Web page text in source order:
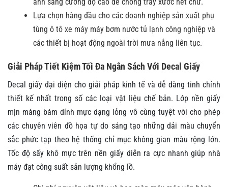
Lựa chọn hàng đầu cho các doanh nghiệp sản xuất phụ
tùng ô tô xe máy máy bơm nước tủ lạnh công nghiệp và
các thiết bị hoạt động ngoài trời mưa nắng liên tục.
Giải Pháp Tiết Kiệm Tối Đa Ngân Sách Với Decal Giấy
Decal giấy đại diện cho giải pháp kinh tế và dễ dàng tinh chỉnh
thiết kế nhất trong số các loại vật liệu chế bản. Lớp nền giấy
mịn màng bám dính mực dạng lỏng vô cùng tuyệt vời cho phép
các chuyên viên đồ họa tự do sáng tạo những dải màu chuyển
sắc phức tạp theo hệ thống chỉ mục không gian màu rộng lớn.
Tốc độ sấy khô mực trên nền giấy diễn ra cực nhanh giúp nhà
máy đạt công suất sản lượng khổng lồ.